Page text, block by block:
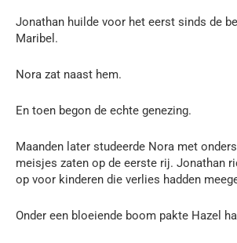
Jonathan huilde voor het eerst sinds de
Maribel.
Nora zat naast hem.
En toen begon de echte genezing.
Maanden later studeerde Nora met
meisjes zaten op de eerste rij. Jonathan
op voor kinderen die verlies hadden
Onder een bloeiende boom pakte Hazel